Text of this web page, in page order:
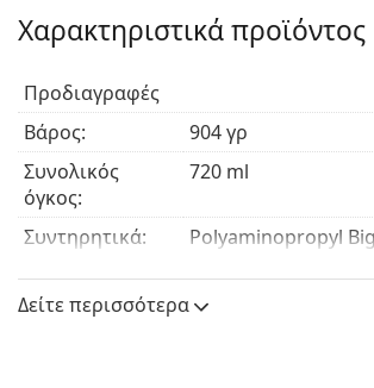
Χαρακτηριστικά προϊόντος
Προδιαγραφές
Βάρος:
904 γρ
Συνολικός
όγκος:
720 ml
Συντηρητικά:
Polyaminopropyl
Κατασκευαστής:
Bausch & Lomb
Δείτε περισσότερα